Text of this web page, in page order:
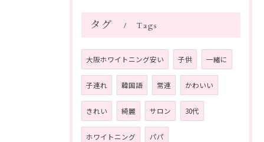
タグ Tags
大阪ホワイトニング安い 子供 一緒に
子連れ 韓国語 常連 かわいい
きれい 綺麗 サロン 30代
ホワイトニング パパ